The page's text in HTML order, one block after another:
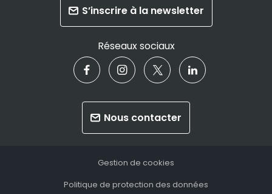
S’inscrire à la newsletter
Réseaux sociaux
Nous contacter
Gestion de cookies
Politique de protection des données